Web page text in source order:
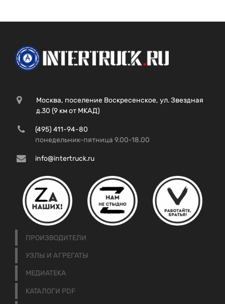
Москва, поселение Воскресенское, ул. Звездная
д.30 (9 км от МКАД)
(495) 411-94-80
понедельник-пятница 9.00-18.00
info@intertruck.ru
ПРОИЗВОДИТЕЛИ
УЗЛЫ И АГРЕГАТЫ
МЕДИАТЕКА
КАТАЛОГИ PDF